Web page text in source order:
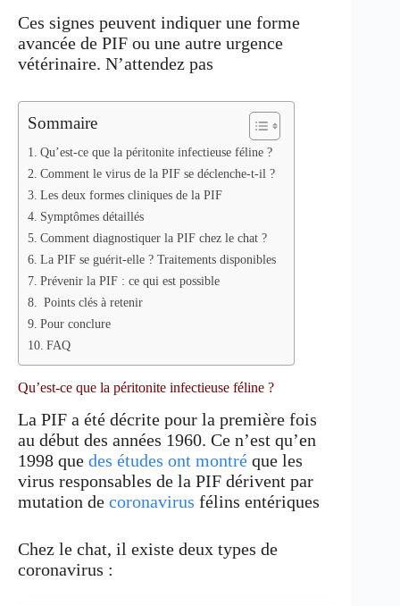
Ces signes peuvent indiquer une forme
avancée de PIF ou une autre urgence
vétérinaire. N’attendez pas
Sommaire
Qu’est-ce que la péritonite infectieuse féline ?
Comment le virus de la PIF se déclenche-t-il ?
Les deux formes cliniques de la PIF
Symptômes détaillés
Comment diagnostiquer la PIF chez le chat ?
La PIF se guérit-elle ? Traitements disponibles
Prévenir la PIF : ce qui est possible
Points clés à retenir
Pour conclure
FAQ
Qu’est-ce que la péritonite infectieuse féline ?
La PIF a été décrite pour la première fois
au début des années 1960. Ce n’est qu’en
1998 que des études ont montré que les
virus responsables de la PIF dérivent par
mutation de coronavirus félins entériques
Chez le chat, il existe deux types de
coronavirus :